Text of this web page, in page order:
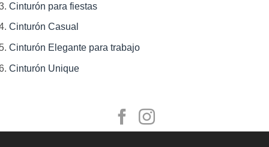
Cinturón para fiestas
Cinturón Casual
Cinturón Elegante para trabajo
Cinturón Unique